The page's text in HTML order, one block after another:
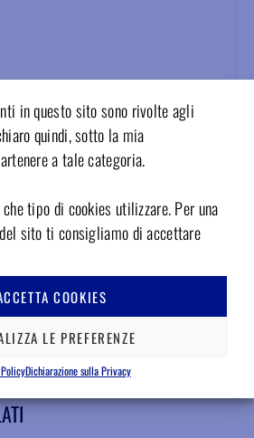
in questo sito sono rivolte agli
quindi, sotto la mia
a tale categoria.
tipo di cookies utilizzare. Per una
sito ti consigliamo di accettare
COOKIES
LE PREFERENZE
Dichiarazione sulla Privacy
tutti i nostri ricambi
EN ISO 13485